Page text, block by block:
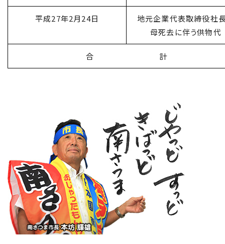
平成27年2月24日
地元企業代表取締役社
母死去に伴う供物代
合 計